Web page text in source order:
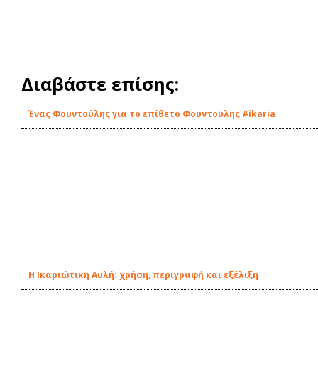
Διαβάστε επίσης:
Ένας Φουντούλης για το επίθετο Φουντούλης #ikaria
Η Ικαριώτικη Αυλή: χρήση, περιγραφή και εξέλιξη